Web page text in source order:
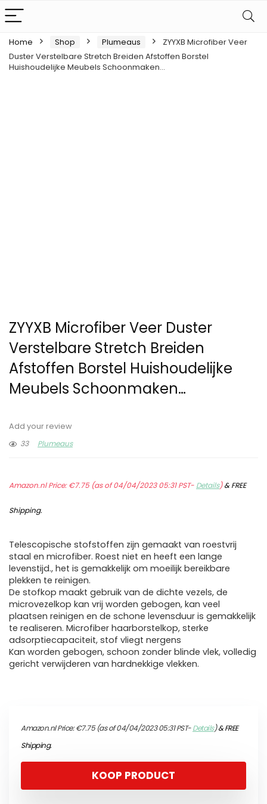
Home Shop Plumeaus
ZYYXB Microfiber Veer
Duster Verstelbare Stretch Breiden Afstoffen Borstel
Huishoudelijke Meubels Schoonmaken…
ZYYXB Microfiber Veer Duster
Verstelbare Stretch Breiden
Afstoffen Borstel Huishoudelijke
Meubels Schoonmaken…
Add your review
33
Plumeaus
Amazon.nl Price:€7.75(as of 04/04/2023 05:31 PST- Details)&FREE
Shipping.
Telescopische stofstoffen zijn gemaakt van roestvrij
staal en microfiber. Roest niet en heeft een lange
levenstijd., het is gemakkelijk om moeilijk bereikbare
plekken te reinigen.
De stofkop maakt gebruik van de dichte vezels, de
microvezelkop kan vrij worden gebogen, kan veel
plaatsen reinigen en de schone levensduur is gemakkelijk
te realiseren. Microfiber haarborstelkop, sterke
adsorptiecapaciteit, stof vliegt nergens
Kan worden gebogen, schoon zonder blinde vlek, volledig
gericht verwijderen van hardnekkige vlekken.
Amazon.nl Price:€7.75(as of 04/04/2023 05:31 PST-Details)&FREE
Shipping.
KOOP PRODUCT